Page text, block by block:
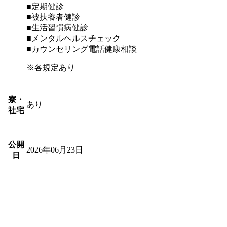
■定期健診
■被扶養者健診
■生活習慣病健診
■メンタルヘルスチェック
■カウンセリング電話健康相談
※各規定あり
寮・
社宅
あり
公開
日
2026年06月23日